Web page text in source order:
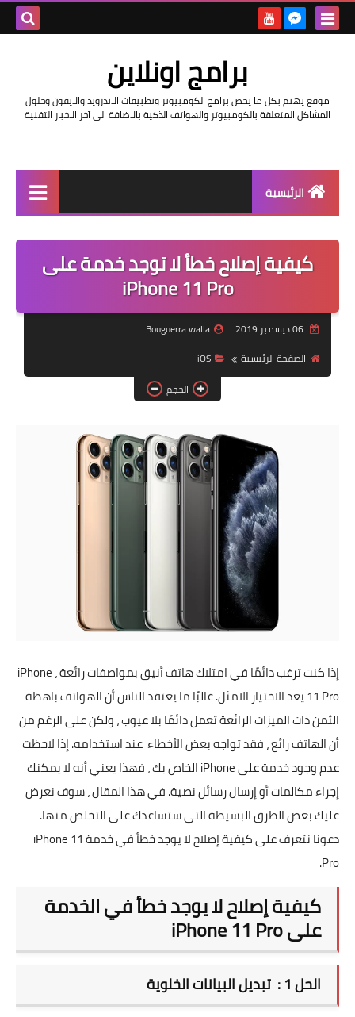
برامج اونلاين
موقع يهتم بكل ما يخص برامج الكومبيوتر وتطبيقات الاندرويد والايفون وحلول
المشاكل المتعلقة بالكومبيوتر والهواتف الذكية بالاضافة الى آخر الاخبار التقنية
الرئيسية
مراجعات
آيفون
دروس
الربح من الانترنت_
بلوجر_
مقالات_
العاب
تطبيقات
العملات الرقمية
كيفية إصلاح خطأ لا توجد خدمة على
iPhone 11 Pro
06 ديسمبر 2019
Bouguerra walla
الصفحة الرئيسية
iOS
الحجم
إذا كنت ترغب دائمًا في امتلاك هاتف أنيق بمواصفات رائعة ، iPhone
11 Pro يعد الاختيار الامثل. غالبًا ما يعتقد الناس أن الهواتف باهظة
الثمن ذات الميزات الرائعة تعمل دائمًا بلا عيوب ، ولكن على الرغم من
أن الهاتف رائع ، فقد تواجه بعض الأخطاء عند استخدامه. إذا لاحظت
عدم وجود خدمة على iPhone الخاص بك ، فهذا يعني أنه لا يمكنك
إجراء مكالمات أو إرسال رسائل نصية. في هذا المقال ، سوف نعرض
عليك بعض الطرق البسيطة التي ستساعدك على التخلص منها.
دعونا نتعرف على كيفية إصلاح لا يوجد خطأ في خدمة iPhone 11
Pro.
كيفية إصلاح لا يوجد خطأ في الخدمة
على iPhone 11 Pro
الحل 1 : تبديل البيانات الخلوية